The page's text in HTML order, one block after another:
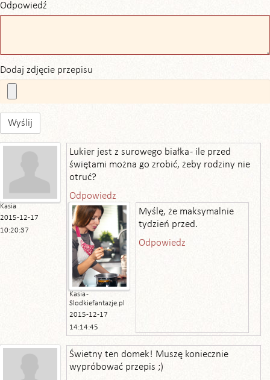
Odpowiedź
Dodaj zdjęcie przepisu
Wyślij
Kasia
2015-12-17
10:20:37
Lukier jest z surowego białka - ile przed
świętami można go zrobić, żeby rodziny nie
otruć?
Odpowiedz
Kasia -
Slodkiefantazje.pl
2015-12-17
14:14:45
Myślę, że maksymalnie
tydzień przed.
Odpowiedz
Świetny ten domek! Muszę koniecznie
wypróbować przepis ;)